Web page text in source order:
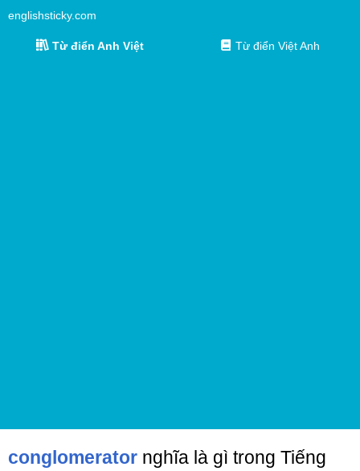
englishsticky.com
Từ điển Anh Việt Từ điển Việt Anh
conglomerator nghĩa là gì trong Tiếng